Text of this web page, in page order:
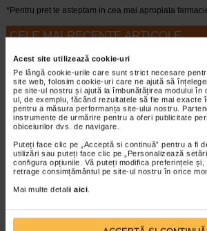
Acest site utilizează cookie-uri
Pe lângă cookie-urile care sunt strict necesare
site web, folosim cookie-uri care ne ajută să
pe site-ul nostru și ajută la îmbunătățirea modului în
ul, de exemplu, făcând rezultatele să fie mai exacte
pentru a măsura performanța site-ului nostru.
instrumente de urmărire pentru a oferi publicitate
obiceiurilor dvs. de navigare.
Puteți face clic pe „Acceptă si continuă” pentru a fi
utilizări sau puteți face clic pe „Personalizează
configura opțiunile. Vă puteți modifica preferințele
retrage consimțământul pe site-ul nostru în orice
Mai multe detalii aici.
*Pentru pret te asteptam in cea mai apropiata
CELE MAI RECENTE ARTICOLE
Cum sa va dezvoltati
metode prin care va puteti
Boli neurologice si psihice
Inteligenta emotionala
capacitatea de a
propriile emotii, precum
emotionala cuprinde cateva abilitati:…
Timp de citire:4 minute, 39 secunde
Enurezis: cauze, factori
Enurezisul este
pierderea accidentala